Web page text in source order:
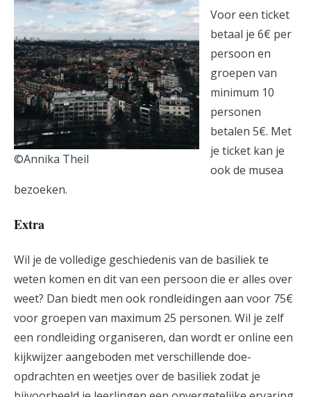
©Annika Theil
Voor een ticket
betaal je 6€ per
persoon en
groepen van
minimum 10
personen
betalen 5€. Met
je ticket kan je
ook de musea
bezoeken.
Extra
Wil je de volledige geschiedenis van de basiliek te
weten komen en dit van een persoon die er alles over
weet? Dan biedt men ook rondleidingen aan voor 75€
voor groepen van maximum 25 personen. Wil je zelf
een rondleiding organiseren, dan wordt er online een
kijkwijzer aangeboden met verschillende doe-
opdrachten en weetjes over de basiliek zodat je